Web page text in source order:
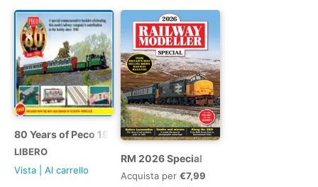
80 Years of Peco 1946 - 2026
LIBERO
Vista
Al carrello
RM 2026 Special
Acquista per €7,99